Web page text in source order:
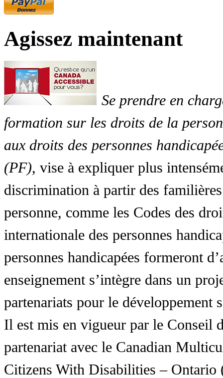
Agissez maintenant
Se prendre en
formation sur les droits de la
aux droits des personnes
(PF), vise à expliquer plus
discrimination à partir des
personne, comme les Codes des
internationale des personnes
personnes handicapées formeront
enseignement s’intègre dans un
partenariats pour le développement
Il est mis en vigueur par le Conseil
partenariat avec le Canadian
Citizens With Disabilities – Ontario